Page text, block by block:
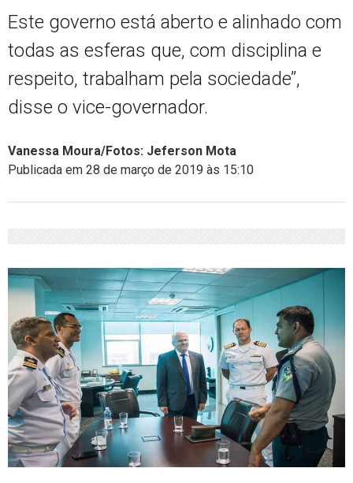
Este governo está aberto e alinhado com
todas as esferas que, com disciplina e
respeito, trabalham pela sociedade’’,
disse o vice-governador.
Vanessa Moura/Fotos: Jeferson Mota
Publicada em 28 de março de 2019 às 15:10